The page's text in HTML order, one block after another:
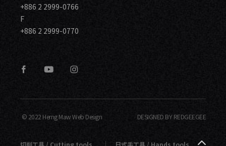
+886 2 2999-0766
F
+886 2 2999-0770
© 2022 Herng Maw Web Design DESIGNED BY REDGEEGEE
切削工具 / Cutting tools 日式手工具 / Hands tools